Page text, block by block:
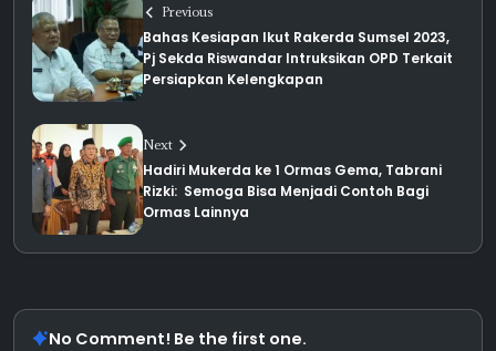
Previous
Bahas Kesiapan Ikut Rakerda Sumsel 2023,
Pj Sekda Riswandar Intruksikan OPD Terkait
Persiapkan Kelengkapan
Next
Hadiri Mukerda ke 1 Ormas Gema, Tabrani
Rizki: Semoga Bisa Menjadi Contoh Bagi
Ormas Lainnya
No Comment! Be the first one.